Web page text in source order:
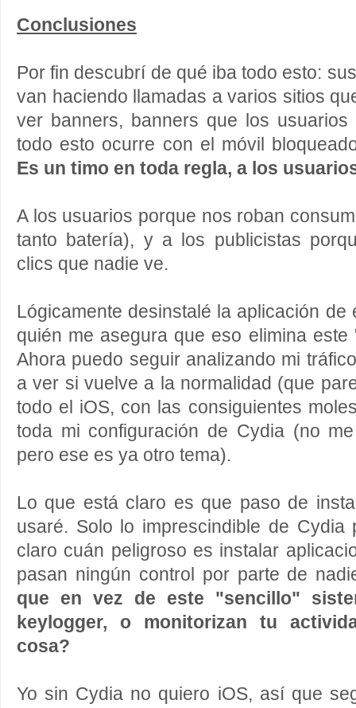
Conclusiones
Por fin descubrí de qué iba todo esto:
van haciendo llamadas a varios sitios
ver banners, banners que los
todo esto ocurre con el móvil
Es un timo en toda regla, a los
A los usuarios porque nos roban
tanto batería), y a los publicistas
clics que nadie ve.
Lógicamente desinstalé la aplicación de
quién me asegura que eso elimina este
Ahora puedo seguir analizando mi
a ver si vuelve a la normalidad (que
todo el iOS, con las consiguientes
toda mi configuración de Cydia (no
pero ese es ya otro tema).
Lo que está claro es que paso de
usaré. Solo lo imprescindible de
claro cuán peligroso es instalar
pasan ningún control por parte de
que en vez de este "sencillo"
keylogger, o monitorizan tu
cosa?
Yo sin Cydia no quiero iOS, así que